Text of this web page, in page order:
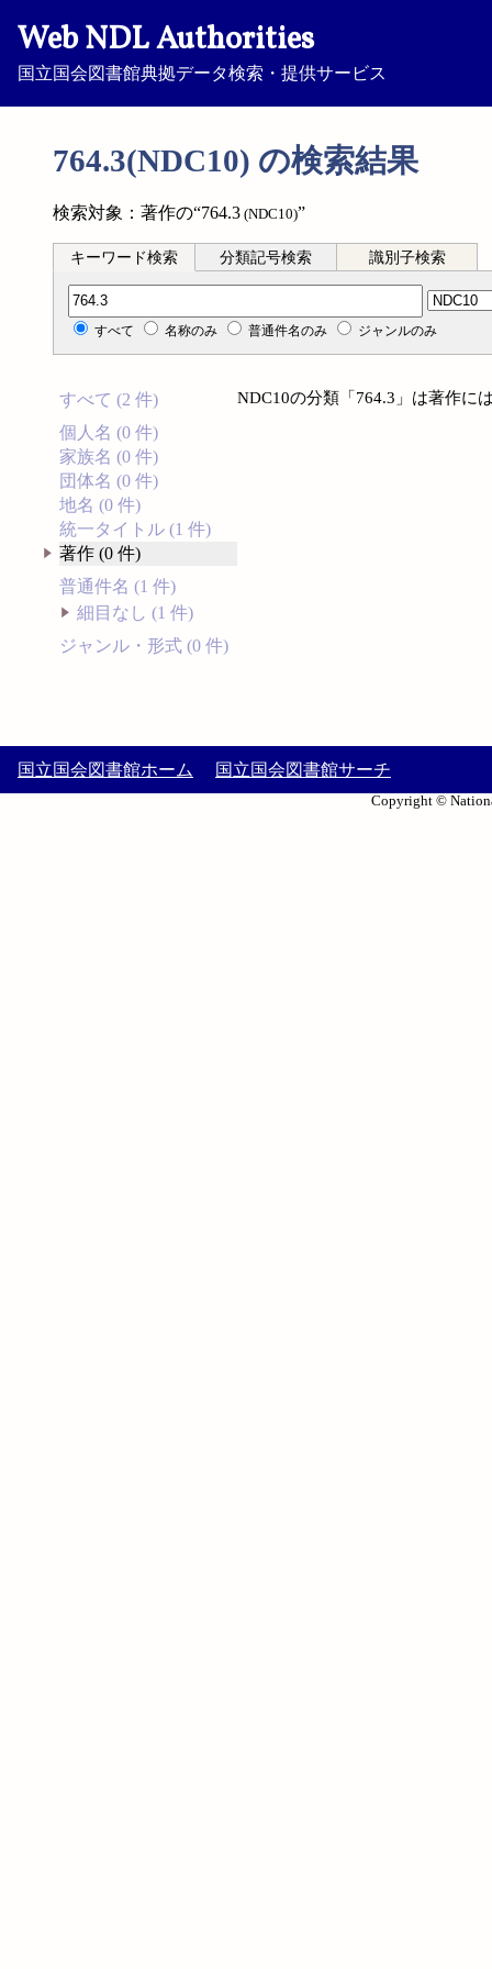
Web NDL Authorities
国立国会図書館典拠データ検索・提供サービス
764.3(NDC10) の検索結果
検索対象：著作の“764.3 (NDC10)”
キーワード検索 分類記号検索 識別子検索
分類記号検索
すべて 名称のみ 普通件名のみ ジャンルのみ
すべて (2 件)
個人名 (0 件)
家族名 (0 件)
団体名 (0 件)
地名 (0 件)
統一タイトル (1 件)
著作 (0 件)
普通件名 (1 件)
細目なし (1 件)
ジャンル・形式 (0 件)
NDC10の分類「764.3」は著作に
国立国会図書館ホーム 国立国会図書館サーチ
Copyright ©